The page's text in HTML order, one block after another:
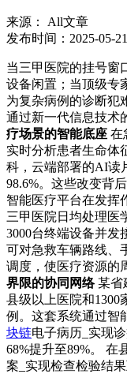
来源： All文章
发布时间：2025-05-
当三甲医院的挂号窗
设备闲置；当顶级专
为复杂病例的诊断犯
通过新一代信息技术
疗场景的智能底座 在
实时分析患者生命体
科，云端部署的AI读
98.6%。这些改变背
智能医疗平台在发挥
三甲医院日均处理医
3000台终端设备并发
可对急救车辆路线、
调度，使医疗资源的
界限的协同网络某省
县级以上医院和1300
例。这套系统通过智
块链电子病历_实现
68%提升至89%。 在
案_实现检查检验结